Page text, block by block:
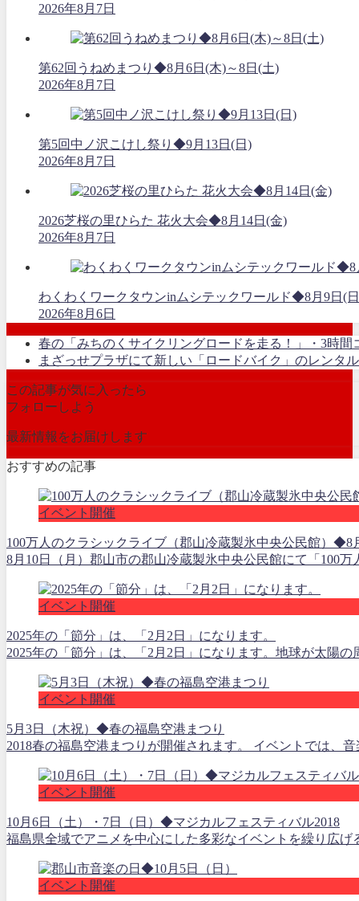
2026年8月7日
第62回うねめまつり◆8月6日(木)～8日(土)
2026年8月7日
第5回中ノ沢こけし祭り◆9月13日(日)
2026年8月7日
2026芝桜の里ひらた 花火大会◆8月14日(金)
2026年8月7日
わくわくワークタウンinムシテックワールド◆8月9日(
2026年8月6日
春の「みちのくサイクリングロードを走る！」・3時間
まざっせプラザにて新しい「ロードバイク」のレンタ
この記事が気に入ったら
フォローしよう
最新情報をお届けします
おすすめの記事
イベント開催
100万人のクラシックライブ（郡山冷蔵製氷中央公民館）◆8
8月10日（月）郡山市の郡山冷蔵製氷中央公民館にて「100
イベント開催
2025年の「節分」は、「2月2日」になります。
2025年の「節分」は、「2月2日」になります。地球が太陽
イベント開催
5月3日（木祝）◆春の福島空港まつり
2018春の福島空港まつりが開催されます。 イベントでは、
イベント開催
10月6日（土）・7日（日）◆マジカルフェスティバル2018
福島県全域でアニメを中心にした多彩なイベントを繰り広
イベント開催